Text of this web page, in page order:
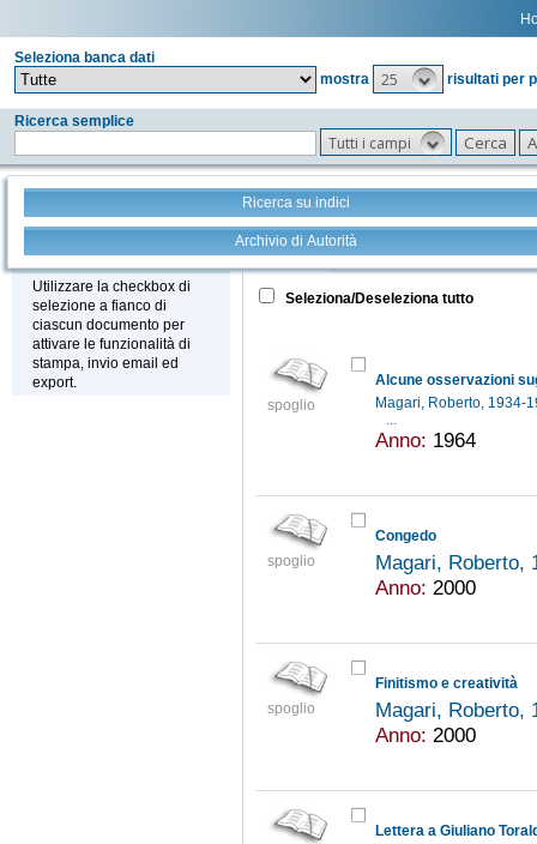
Seleziona banca dati
mostra
25 risultati per
Ricerca semplice
Tutti i campi
Ricerca su indici
Archivio di Autorità
Stampa - Email - Export
Utilizzare la checkbox di
selezione a fianco di
ciascun documento per
attivare le funzionalità di
stampa, invio email ed
export.
Tutto +
Seleziona/Deseleziona tutto
spoglio
Magari, Roberto, 1934-
...
Anno: 1964
spoglio
Congedo
Magari, Roberto,
Anno: 2000
spoglio
Finitismo e creatività
Magari, Roberto,
Anno: 2000
Lettera a Giuliano